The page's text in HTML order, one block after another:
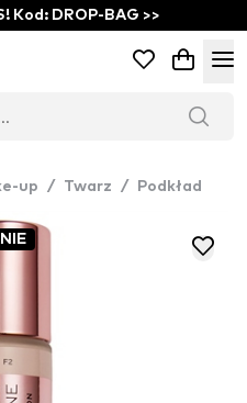
Kod: DROP-BAG >>
up / Twarz / Podkład